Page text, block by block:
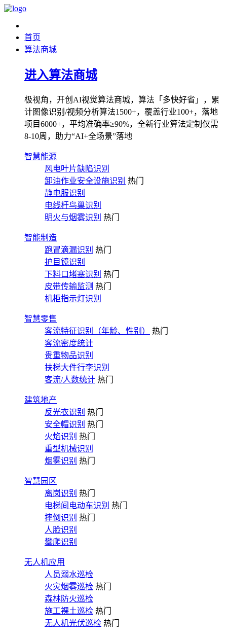
首页
算法商城
进入算法商城
极视角，开创AI视觉算法商城，算法「多快好省」，累
计图像识别/视频分析算法1500+，覆盖行业100+，落地
项目6000+，平均准确率≥90%，全新行业算法定制仅需
8-10周，助力“AI+全场景”落地
智慧能源
风电叶片缺陷识别
卸油作业安全设施识别 热门
静电服识别
电线杆鸟巢识别
明火与烟雾识别 热门
智能制造
跑冒滴漏识别 热门
护目镜识别
下料口堵塞识别 热门
皮带传输监测 热门
机柜指示灯识别
智慧零售
客流特征识别（年龄、性别）
热门
客流密度统计
贵重物品识别
扶梯大件行李识别
客流/人数统计 热门
建筑地产
反光衣识别 热门
安全帽识别 热门
火焰识别 热门
重型机械识别
烟雾识别 热门
智慧园区
离岗识别 热门
电梯间电动车识别 热门
摔倒识别 热门
人脸识别
攀爬识别
无人机应用
人员溺水巡检
火灾烟雾巡检 热门
森林防火巡检
施工裸土巡检 热门
无人机光伏巡检 热门